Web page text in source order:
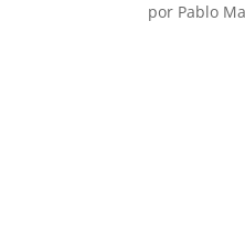
por Pablo